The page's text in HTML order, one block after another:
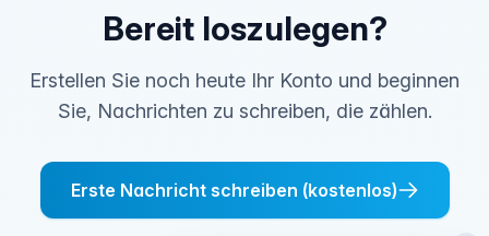
Bereit loszulegen?
Erstellen Sie noch heute Ihr Konto und beginnen
Sie, Nachrichten zu schreiben, die zählen.
Erste Nachricht schreiben (kostenlos)